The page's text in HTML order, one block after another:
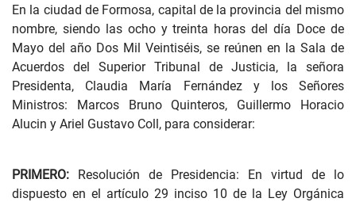
En la ciudad de Formosa, capital de la provincia del mismo
nombre, siendo las ocho y treinta horas del día Doce de
Mayo del año Dos Mil Veintiséis, se reúnen en la Sala de
Acuerdos del Superior Tribunal de Justicia, la señora
Presidenta, Claudia María Fernández y los Señores
Ministros: Marcos Bruno Quinteros, Guillermo Horacio
Alucin y Ariel Gustavo Coll, para considerar:
PRIMERO: Resolución de Presidencia: En virtud de lo
dispuesto en el artículo 29 inciso 10 de la Ley Orgánica